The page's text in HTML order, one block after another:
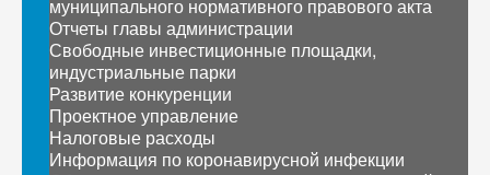
муниципального нормативного правового акта
Отчеты главы администрации
Свободные инвестиционные площадки,
индустриальные парки
Развитие конкуренции
Проектное управление
Налоговые расходы
Информация по коронавирусной инфекции